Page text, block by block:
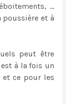
…
et à
peut être
à la fois un
ce pour les